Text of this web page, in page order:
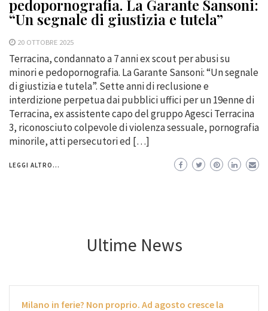
pedopornografia. La Garante Sansoni:
“Un segnale di giustizia e tutela”
20 OTTOBRE 2025
Terracina, condannato a 7 anni ex scout per abusi su
minori e pedopornografia. La Garante Sansoni: “Un segnale
di giustizia e tutela”. Sette anni di reclusione e
interdizione perpetua dai pubblici uffici per un 19enne di
Terracina, ex assistente capo del gruppo Agesci Terracina
3, riconosciuto colpevole di violenza sessuale, pornografia
minorile, atti persecutori ed […]
LEGGI ALTRO...
Ultime News
Milano in ferie? Non proprio. Ad agosto cresce la